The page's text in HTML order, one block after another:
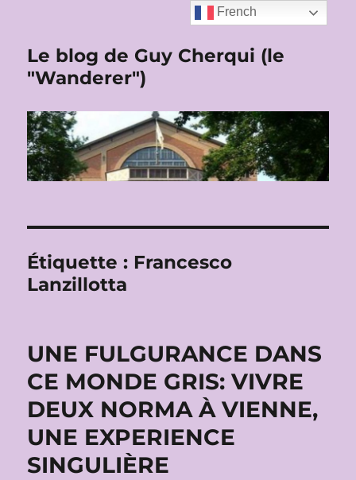
Le blog de Guy Cherqui (le
"Wanderer")
Étiquette : Francesco
Lanzillotta
UNE FULGURANCE DANS
CE MONDE GRIS: VIVRE
DEUX NORMA À VIENNE,
UNE EXPERIENCE
SINGULIÈRE
French